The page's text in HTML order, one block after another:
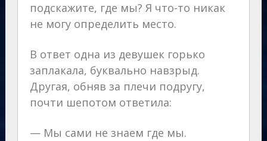
подскажите, где мы? Я что-то никак
не могу определить место.
В ответ одна из девушек горько
заплакала, буквально навзрыд.
Другая, обняв за плечи подругу,
почти шепотом ответила:
— Мы сами не знаем где мы.